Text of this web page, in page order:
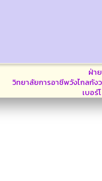
ฝ่า
วิทยาลัยการอาชีพวังไกลกัง
เบอ